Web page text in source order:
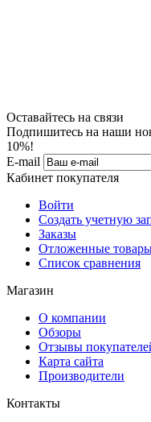
Оставайтесь на связи
Подпишитесь на наши
10%!
E-mail
Кабинет покупателя
Войти
Создать учетную
Заказы
Отложенные
Список сравнения
Магазин
О компании
Обзоры
Отзывы
Карта сайта
Производители
Контакты